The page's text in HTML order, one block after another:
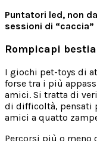
Puntatori led, non
sessioni di
Rompicapi
I giochi pet-toys di
forse tra i più
amici. Si tratta di
di difficoltà, pensati
amici a quatto
Percorsi più o